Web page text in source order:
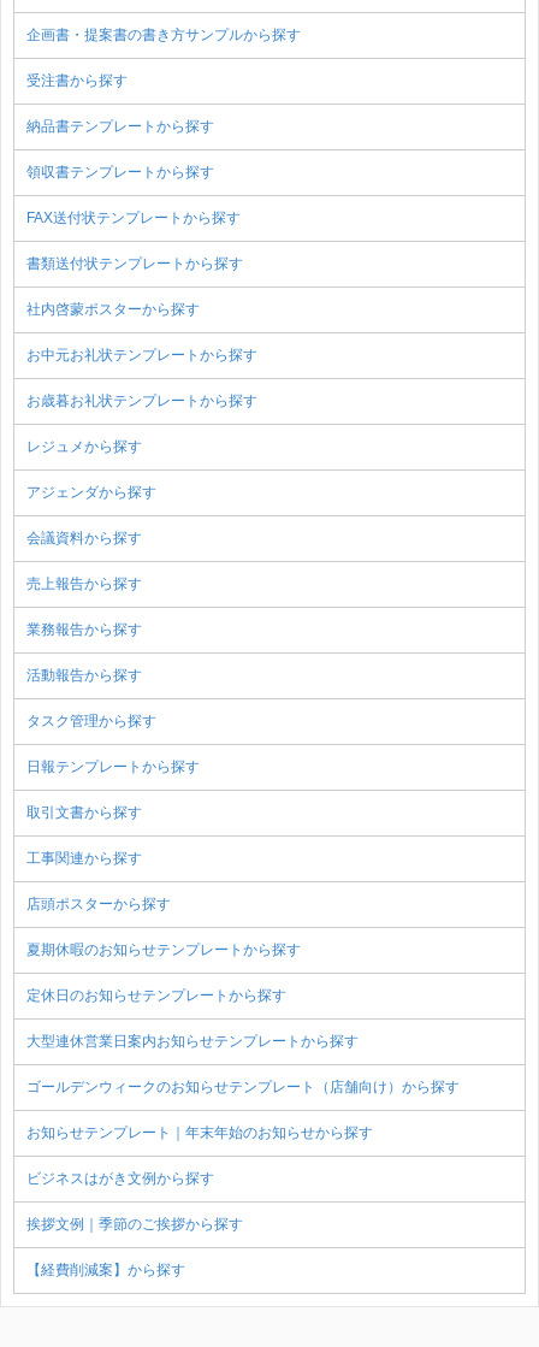
企画書・提案書の書き方サンプルから探す
受注書から探す
納品書テンプレートから探す
領収書テンプレートから探す
FAX送付状テンプレートから探す
書類送付状テンプレートから探す
社内啓蒙ポスターから探す
お中元お礼状テンプレートから探す
お歳暮お礼状テンプレートから探す
レジュメから探す
アジェンダから探す
会議資料から探す
売上報告から探す
業務報告から探す
活動報告から探す
タスク管理から探す
日報テンプレートから探す
取引文書から探す
工事関連から探す
店頭ポスターから探す
夏期休暇のお知らせテンプレートから探す
定休日のお知らせテンプレートから探す
大型連休営業日案内お知らせテンプレートから探す
ゴールデンウィークのお知らせテンプレート（店舗向け）から探す
お知らせテンプレート｜年末年始のお知らせから探す
ビジネスはがき文例から探す
挨拶文例｜季節のご挨拶から探す
【経費削減案】から探す